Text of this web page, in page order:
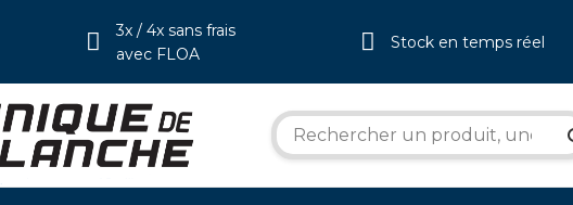
3x / 4x sans frais
avec FLOA
Stock en temps réel